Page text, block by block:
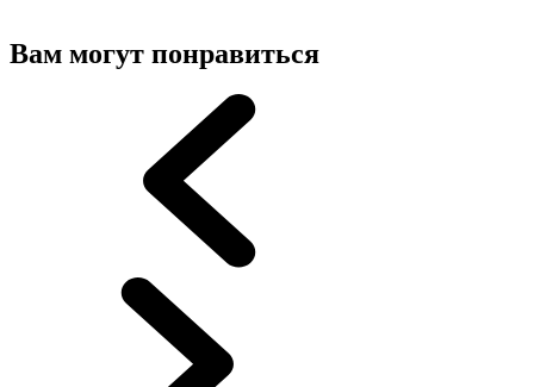
Вам могут понравиться